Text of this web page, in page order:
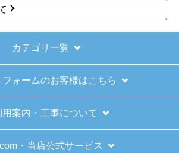
絡や対応は適切でしたか？
商品が届きましたか？
カテゴリ一覧
フォームのお客様はこちら
用案内・工事について
・当店公式サービス